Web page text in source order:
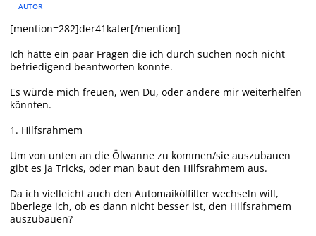
AUTOR
[mention=282]der41kater[/mention]
Ich hätte ein paar Fragen die ich durch suchen noch nicht
befriedigend beantworten konnte.
Es würde mich freuen, wen Du, oder andere mir weiterhelfen
könnten.
1. Hilfsrahmem
Um von unten an die Ölwanne zu kommen/sie auszubauen
gibt es ja Tricks, oder man baut den Hilfsrahmem aus.
Da ich vielleicht auch den Automaikölfilter wechseln will,
überlege ich, ob es dann nicht besser ist, den Hilfsrahmem
auszubauen?